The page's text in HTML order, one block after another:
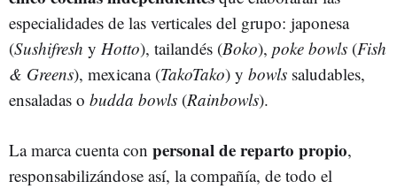
especialidades de las verticales del grupo: japonesa
(Sushifresh y Hotto), tailandés (Boko), poke bowls (Fish
& Greens), mexicana (TakoTako) y bowls saludables,
ensaladas o budda bowls (Rainbowls).
La marca cuenta con personal de reparto propio,
responsabilizándose así, la compañía, de todo el